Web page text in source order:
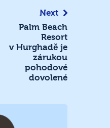
Next
Palm Beach
Resort
v Hurghadě je
zárukou
pohodové
dovolené